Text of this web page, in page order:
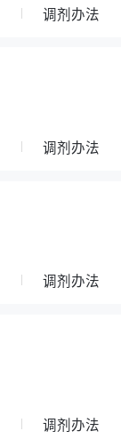
调剂办法
调剂办法
调剂办法
调剂办法